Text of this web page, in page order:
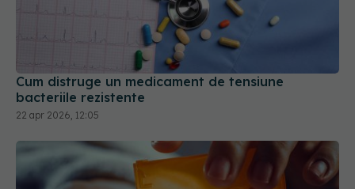
Cum distruge un medicament de tensiune
bacteriile rezistente
22 apr 2026, 12:05